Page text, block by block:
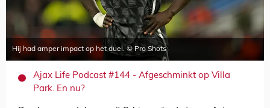
Hij had amper impact op het duel. © Pro Shots
Ajax Life Podcast #144 - Afgeschminkt op Villa
Park. En nu?